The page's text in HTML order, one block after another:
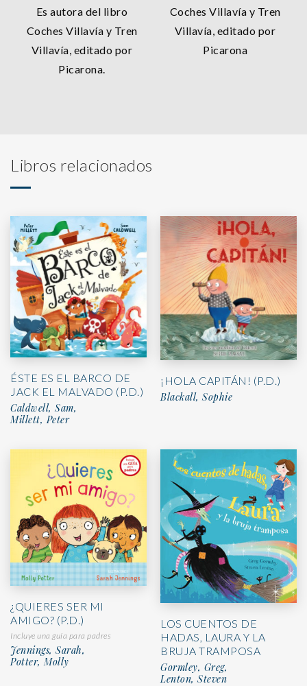
Es autora del libro
Coches Villavía y Tren
Villavía, editado por
Picarona.
Coches Villavía y Tren
Villavía, editado por
Picarona
Libros relacionados
ÉSTE ES EL BARCO DE
JACK EL MALVADO (P.D.)
Caldwell, Sam,
Millett, Peter
¡HOLA CAPITÁN! (P.D.)
Blackall, Sophie
¿QUIERES SER MI
AMIGO? (P.D.)
Incluye una guía para padres
Jennings, Sarah,
Potter, Molly
LOS CUENTOS DE
HADAS, LAURA Y LA
BRUJA TRAMPOSA
Gormley, Greg,
Lenton, Steven